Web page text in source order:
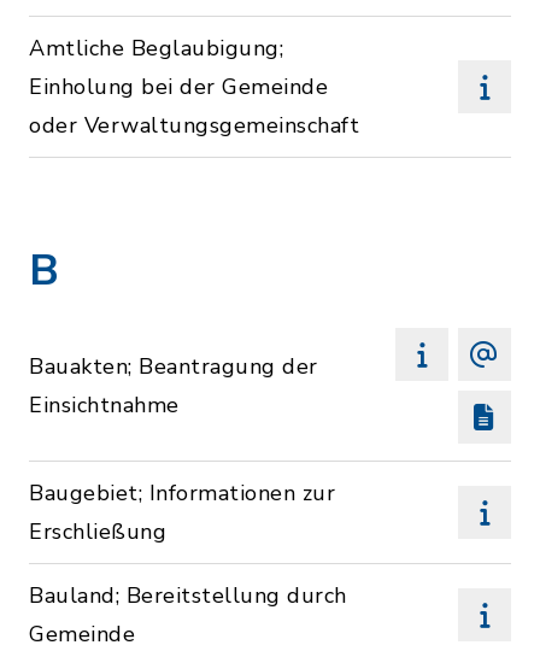
Amtliche Beglaubigung;
Einholung bei der Gemeinde
oder Verwaltungsgemeinschaft
B
Bauakten; Beantragung der
Einsichtnahme
Baugebiet; Informationen zur
Erschließung
Bauland; Bereitstellung durch
Gemeinde